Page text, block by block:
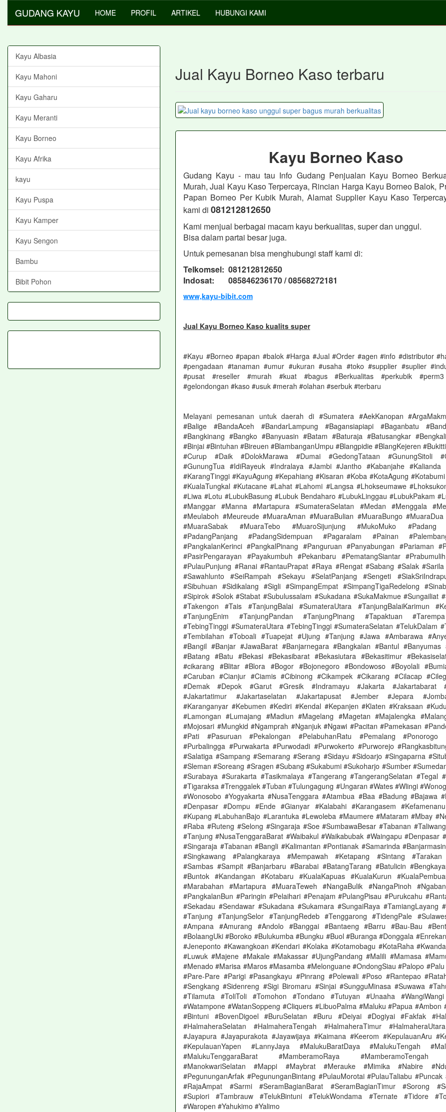
GUDANG KAYU HOME PROFIL ARTIKEL HUBUNGI KAMI
Jual Kayu Borneo Kaso terbaru
Kayu Borneo Kaso
Gudang Kayu - mau tau Info Gudang Penjualan Kayu Borneo
Murah, Jual Kayu Kaso Terpercaya, Rincian Harga Kayu Borneo Balok,
Papan Borneo Per Kubik Murah, Alamat Supplier Kayu Kaso
kami di 081212812650
Kami menjual berbagai macam kayu berkualitas, super dan unggul.
Bisa dalam partai besar juga.
Untuk pemesanan bisa menghubungi staff kami di:
Telkomsel: 081212812650
Indosat: 085846236170 / 08568272181
www,kayu-bibit.com
Jual Kayu Borneo Kaso kualits super
#Kayu #Borneo #papan #balok #Harga #Jual #Order #agen #info #distributor
#pengadaan #tanaman #umur #ukuran #usaha #toko #supplier #suplier
#pusat #reseller #murah #kuat #bagus #Berkualitas #perkubik #perm3
#gelondongan #kaso #usuk #merah #olahan #serbuk #terbaru
Melayani pemesanan untuk daerah di #Sumatera #AekKanopan
#Balige #BandaAceh #BandarLampung #Bagansiapiapi #Baganbatu
#Bangkinang #Bangko #Banyuasin #Batam #Baturaja #Batusangkar
#Binjai #Bintuhan #Bireuen #BlambanganUmpu #Blangpidie #BlangKejeren
#Curup #Daik #DolokMarawa #Dumai #GedongTataan #GunungSitoli
#GunungTua #IdiRayeuk #Indralaya #Jambi #Jantho #Kabanjahe #Kalianda
#KarangTinggi #KayuAgung #Kepahiang #Kisaran #Koba #KotaAgung
#KualaTungkal #Kutacane #Lahat #Lahomi #Langsa #Lhokseumawe
#Liwa #Lotu #LubukBasung #Lubuk Bendaharo #LubukLinggau #LubukPakam
#Manggar #Manna #Martapura #SumateraSelatan #Medan #Menggala
#Meulaboh #Meureude #MuaraAman #MuaraBulian #MuaraBungo #MuaraDua
#MuaraSabak #MuaraTebo #MuaroSijunjung #MukoMuko #Padang
#PadangPanjang #PadangSidempuan #Pagaralam #Painan
#PangkalanKerinci #PangkalPinang #Panguruan #Panyabungan #Pariaman
#PasirPengarayan #Payakumbuh #Pekanbaru #PematangSiantar
#PulauPunjung #Ranai #RantauPrapat #Raya #Rengat #Sabang #Salak
#Sawahlunto #SeiRampah #Sekayu #SelatPanjang #Sengeti
#Sibuhuan #Sidikalang #Sigli #SimpangEmpat #SimpangTigaRedelong
#Sipirok #Solok #Stabat #Subulussalam #Sukadana #SukaMakmue #Sungailiat
#Takengon #Tais #TanjungBalai #SumateraUtara #TanjungBalaiKarimun
#TanjungEnim #TanjungPandan #TanjungPinang #Tapaktuan
#TebingTinggi #SumateraUtara #TebingTinggi #SumateraSelatan #TelukDalam
#Tembilahan #Toboali #Tuapejat #Ujung #Tanjung #Jawa #Ambarawa
#Bangil #Banjar #JawaBarat #Banjarnegara #Bangkalan #Bantul #Banyumas
#Batang #Batu #Bekasi #Bekasibarat #Bekasiutara #Bekasitimur
#cikarang #Blitar #Blora #Bogor #Bojonegoro #Bondowoso #Boyolali
#Caruban #Cianjur #Ciamis #Cibinong #Cikampek #Cikarang #Cilacap
#Demak #Depok #Garut #Gresik #Indramayu #Jakarta #Jakartabarat
#Jakartatimur #Jakartaselatan #Jakartapusat #Jember #Jepara
#Karanganyar #Kebumen #Kediri #Kendal #Kepanjen #Klaten #Kraksaan
#Lamongan #Lumajang #Madiun #Magelang #Magetan #Majalengka
#Mojosari #Mungkid #Ngamprah #Nganjuk #Ngawi #Pacitan #Pamekasan
#Pati #Pasuruan #Pekalongan #PelabuhanRatu #Pemalang #Ponorogo
#Purbalingga #Purwakarta #Purwodadi #Purwokerto #Purworejo
#Salatiga #Sampang #Semarang #Serang #Sidayu #Sidoarjo #Singaparna
#Sleman #Soreang #Sragen #Subang #Sukabumi #Sukoharjo #Sumber
#Surabaya #Surakarta #Tasikmalaya #Tangerang #TangerangSelatan #Tegal
#Tigaraksa #Trenggalek #Tuban #Tulungagung #Ungaran #Wates #Wlingi
#Wonosobo #Yogyakarta #NusaTenggara #Atambua #Baa #Badung #Bajawa
#Denpasar #Dompu #Ende #Gianyar #Kalabahi #Karangasem
#Kupang #LabuhanBajo #Larantuka #Lewoleba #Maumere #Mataram #Mbay
#Raba #Ruteng #Selong #Singaraja #Soe #SumbawaBesar #Tabanan
#Tanjung #NusaTenggaraBarat #Waibakul #Waikabubak #Waingapu #Denpasar
#Singaraja #Tabanan #Bangli #Kalimantan #Pontianak #Samarinda
#Singkawang #Palangkaraya #Mempawah #Ketapang #Sintang #Tarakan
#Sambas #Sampit #Banjarbaru #Barabai #BatangTarang #Batulicin
#Buntok #Kandangan #Kotabaru #KualaKapuas #KualaKurun
#Marabahan #Martapura #MuaraTeweh #NangaBulik #NangaPinoh
#PangkalanBun #Paringin #Pelaihari #Penajam #PulangPisau #Purukcahu
#Sekadau #Sendawar #Sukadana #Sukamara #SungaiRaya #TamiangLayang
#Tanjung #TanjungSelor #TanjungRedeb #Tenggarong #TidengPale
#Ampana #Amurang #Andolo #Banggai #Bantaeng #Barru #Bau-Bau
#BolaangUki #Boroko #Bulukumba #Bungku #Buol #Buranga #Donggala
#Jeneponto #Kawangkoan #Kendari #Kolaka #Kotamobagu #KotaRaha
#Luwuk #Majene #Makale #Makassar #UjungPandang #Malili #Mamasa
#Menado #Marisa #Maros #Masamba #Melonguane #OndongSiau #Palopo
#Pare-Pare #Parigi #Pasangkayu #Pinrang #Polewali #Poso #Rantepao
#Sengkang #Sidenreng #Sigi Biromaru #Sinjai #SungguMinasa #Suwawa
#Tilamuta #ToliToli #Tomohon #Tondano #Tutuyan #Unaaha
#Watampone #WatanSoppeng #Cliquers #LibuoPalma #Maluku #Papua #Ambon
#Bintuni #BovenDigoel #BuruSelatan #Buru #Deiyai #Dogiyai #Fakfak
#HalmaheraSelatan #HalmaheraTengah #HalmaheraTimur
#Jayapura #Jayapurakota #Jayawijaya #Kaimana #Keerom #KepulauanAru
#KepulauanYapen #LannyJaya #MalukuBaratDaya #MalukuTengah
#MalukuTenggaraBarat #MamberamoRaya #MamberamoTengah
#ManokwariSelatan #Mappi #Maybrat #Merauke #Mimika #Nabire
#PegununganArfak #PegununganBintang #PulauMorotai #PulauTaliabu #Puncak
#RajaAmpat #Sarmi #SeramBagianBarat #SeramBagianTimur #Sorong
#Supiori #Tambrauw #TelukBintuni #TelukWondama #Ternate #Tidore
#Waropen #Yahukimo #Yalimo
Kayu Albasia
Kayu Mahoni
Kayu Gaharu
Kayu Meranti
Kayu Borneo
Kayu Afrika
kayu
Kayu Puspa
Kayu Kamper
Kayu Sengon
Bambu
Bibit Pohon